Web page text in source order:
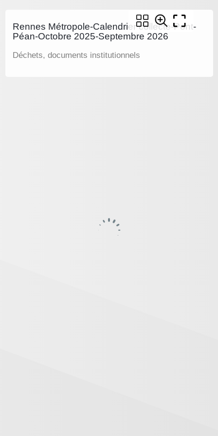
Rennes Métropole-Calendrier collecte-Pont-
Péan-Octobre 2025-Septembre 2026
Déchets, documents institutionnels